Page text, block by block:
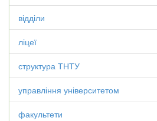
відділи
ліцеї
структура ТНТУ
управління університетом
факультети